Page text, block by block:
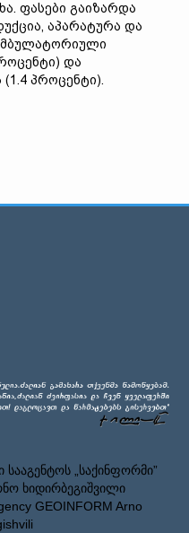
ფასები გაიზარდა
აპარატურა და
და
პროცენტი).
„საქინფორმი”
ხიდირბეგიშვილი
GEOINFORM Arno